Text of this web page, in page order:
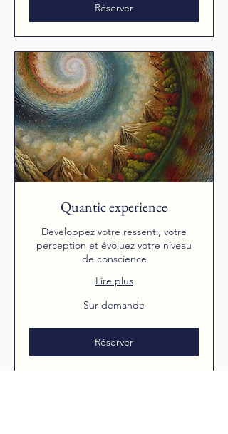
Réserver
Quantic experience
Développez votre ressenti, votre
perception et évoluez votre niveau
de conscience
Lire plus
Sur demande
Réserver